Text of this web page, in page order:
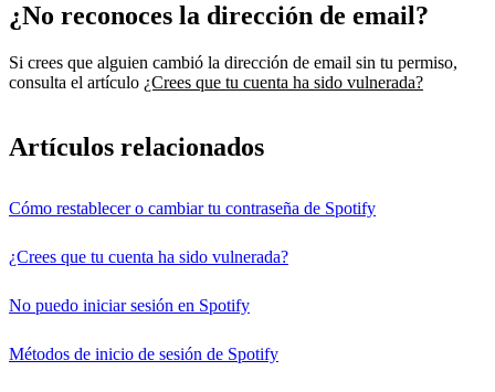
¿No reconoces la dirección de email?
Si crees que alguien cambió la dirección de email sin tu permiso,
consulta el artículo ¿Crees que tu cuenta ha sido vulnerada?
Artículos relacionados
Cómo restablecer o cambiar tu contraseña de Spotify
¿Crees que tu cuenta ha sido vulnerada?
No puedo iniciar sesión en Spotify
Métodos de inicio de sesión de Spotify